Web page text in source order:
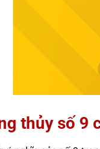
thủy số 9